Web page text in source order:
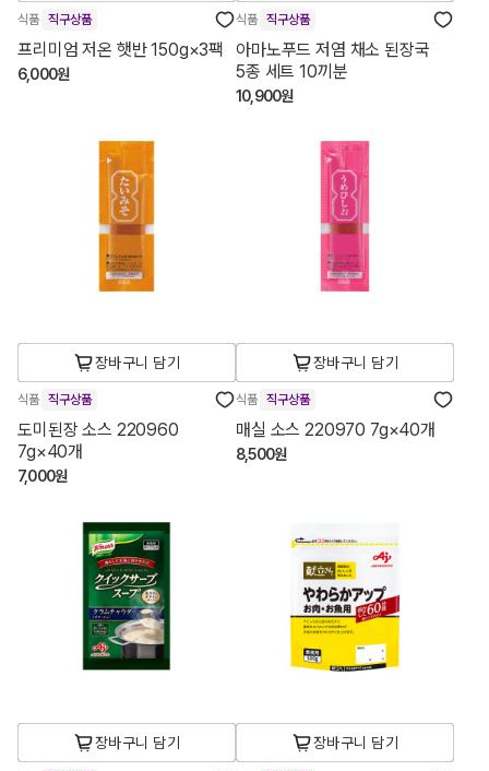
식품 직구상품
프리미엄 저온 햇반 150g×3팩
6,000원
식품 직구상품
아마노푸드 저염 채소 된장국
5종 세트 10끼분
10,900원
장바구니 담기
식품 직구상품
도미된장 소스 220960
7g×40개
7,000원
장바구니 담기
식품 직구상품
매실 소스 220970 7g×40개
8,500원
장바구니 담기 장바구니 담기